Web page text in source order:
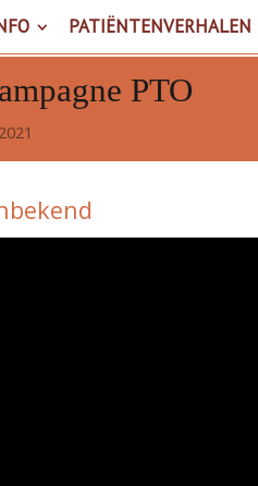
PATIËNTENVERHALEN
PTO